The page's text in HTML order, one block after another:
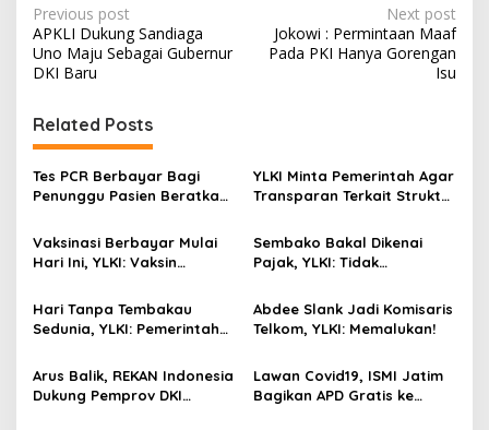
P
o
s
t
n
a
v
i
g
t
o
Previous post
APKLI Dukung Sandiaga
Uno Maju Sebagai Gubernur
DKI Baru
Next post
Jokowi : Permintaan Maaf
Pada PKI Hanya Gorengan
Isu
Related Posts
Tes PCR Berbayar Bagi
Penunggu Pasien Beratkan
Cabut Aturan Tersebut
YLKI Minta Pemerintah Agar
Transparan Terkait Struktur
Vaksinasi Berbayar Mulai
Hari Ini, YLKI: Vaksin
Sembako Bakal Dikenai
Pajak, YLKI: Tidak
Batalkan!
Hari Tanpa Tembakau
Sedunia, YLKI: Pemerintah
Covid-19 Sebagai
Momentum Bebas Bahaya
Rokok!
Abdee Slank Jadi Komisaris
Telkom, YLKI: Memalukan!
Arus Balik, REKAN Indonesia
Dukung Pemprov DKI
Lawan Covid19, ISMI Jatim
Bagikan APD Gratis ke